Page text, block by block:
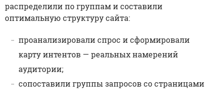
распределили по группам и составили
оптимальную структуру сайта:
проанализировали спрос и сформировали
карту интентов — реальных намерений
аудитории;
сопоставили группы запросов со страницами